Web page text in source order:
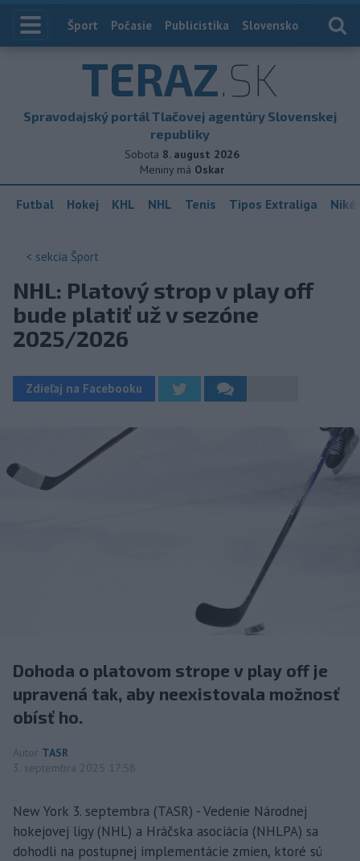
Index
Šport Počasie Publicistika Slovensko
TERAZ.SK
Spravodajský portál Tlačovej agentúry Slovenskej
republiky
Sobota 8. august 2026
Meniny má Oskar
Futbal Hokej KHL NHL Tenis Tipos Extraliga
< sekcia Šport
NHL: Platový strop v play off
bude platiť už v sezóne
2025/2026
Zdieľaj na Facebooku
Dohoda o platovom strope v play off je
upravená tak, aby neexistovala možnosť
obísť ho.
Autor TASR
3. septembra 2025 17:58
New York 3. septembra (TASR) - Vedenie Národnej
hokejovej ligy (NHL) a Hráčska asociácia (NHLPA) sa
dohodli na postupnej implementácie zmien, ktoré sú